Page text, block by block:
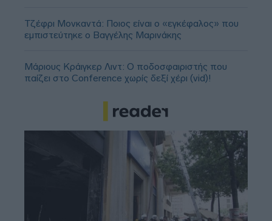
Τζέφρι Μονκαντά: Ποιος είναι ο «εγκέφαλος» που
εμπιστεύτηκε ο Βαγγέλης Μαρινάκης
Μάριους Κράιγκερ Λιντ: Ο ποδοσφαιριστής που
παίζει στο Conference χωρίς δεξί χέρι (vid)!